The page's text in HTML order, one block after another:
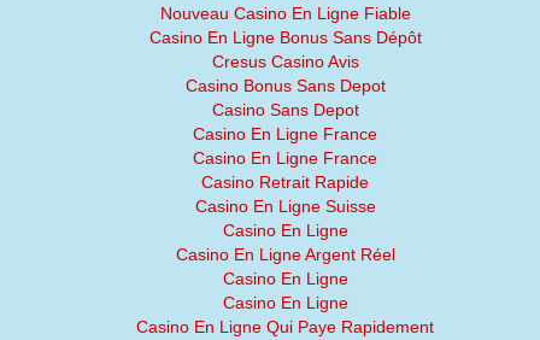
Nouveau Casino En Ligne Fiable
Casino En Ligne Bonus Sans Dépôt
Cresus Casino Avis
Casino Bonus Sans Depot
Casino Sans Depot
Casino En Ligne France
Casino En Ligne France
Casino Retrait Rapide
Casino En Ligne Suisse
Casino En Ligne
Casino En Ligne Argent Réel
Casino En Ligne
Casino En Ligne
Casino En Ligne Qui Paye Rapidement